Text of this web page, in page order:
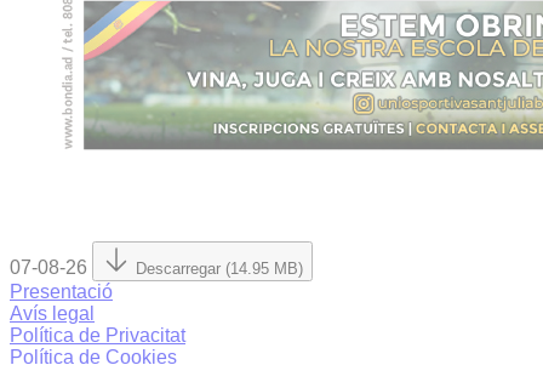
07-08-26 Descarregar (14.95 MB)
Presentació
Avís legal
Política de Privacitat
Política de Cookies